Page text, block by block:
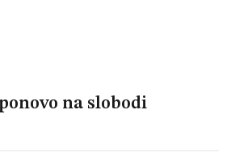
na slobodi